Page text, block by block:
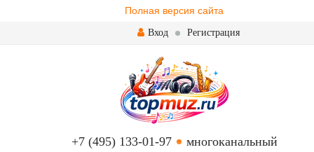
Полная версия сайта
Вход Регистрация
+7 (495) 133-01-97 многоканальный